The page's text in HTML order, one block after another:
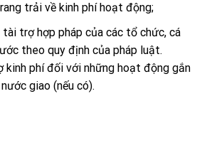
trải về kinh phí hoạt động;
trợ hợp pháp của các tổ chức, cá
theo quy định của pháp luật.
kinh phí đối với những hoạt động gắn
giao (nếu có).